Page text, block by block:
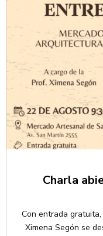
Charla
Con entrada
Ximena Segón se